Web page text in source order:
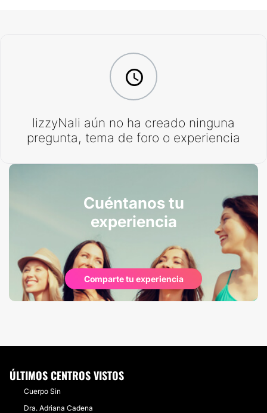
lizzyNali aún no ha creado ninguna
pregunta, tema de foro o experiencia
Cuéntanos tu
experiencia
Comparte tu experiencia
ÚLTIMOS CENTROS VISTOS
Cuerpo Sin
Dra. Adriana Cadena